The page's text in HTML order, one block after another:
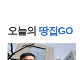
오늘의 땅집GO